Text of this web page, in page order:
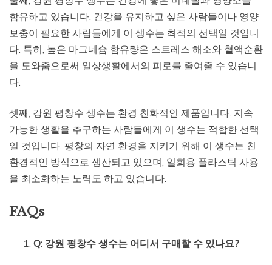
함유하고 있습니다. 건강을 유지하고 싶은 사람들이나 영양
보충이 필요한 사람들에게 이 생수는 최적의 선택일 것입니
다. 특히, 높은 마그네슘 함유량은 스트레스 해소와 혈액순환
을 도와줌으로써 일상생활에서의 피로를 줄여줄 수 있습니
다.
셋째, 강원 평창수 생수는 환경 친화적인 제품입니다. 지속
가능한 생활을 추구하는 사람들에게 이 생수는 적합한 선택
일 것입니다. 평창의 자연 환경을 지키기 위해 이 생수는 친
환경적인 방식으로 생산되고 있으며, 일회용 플라스틱 사용
을 최소화하는 노력도 하고 있습니다.
FAQs
Q: 강원 평창수 생수는 어디서 구매할 수 있나요?